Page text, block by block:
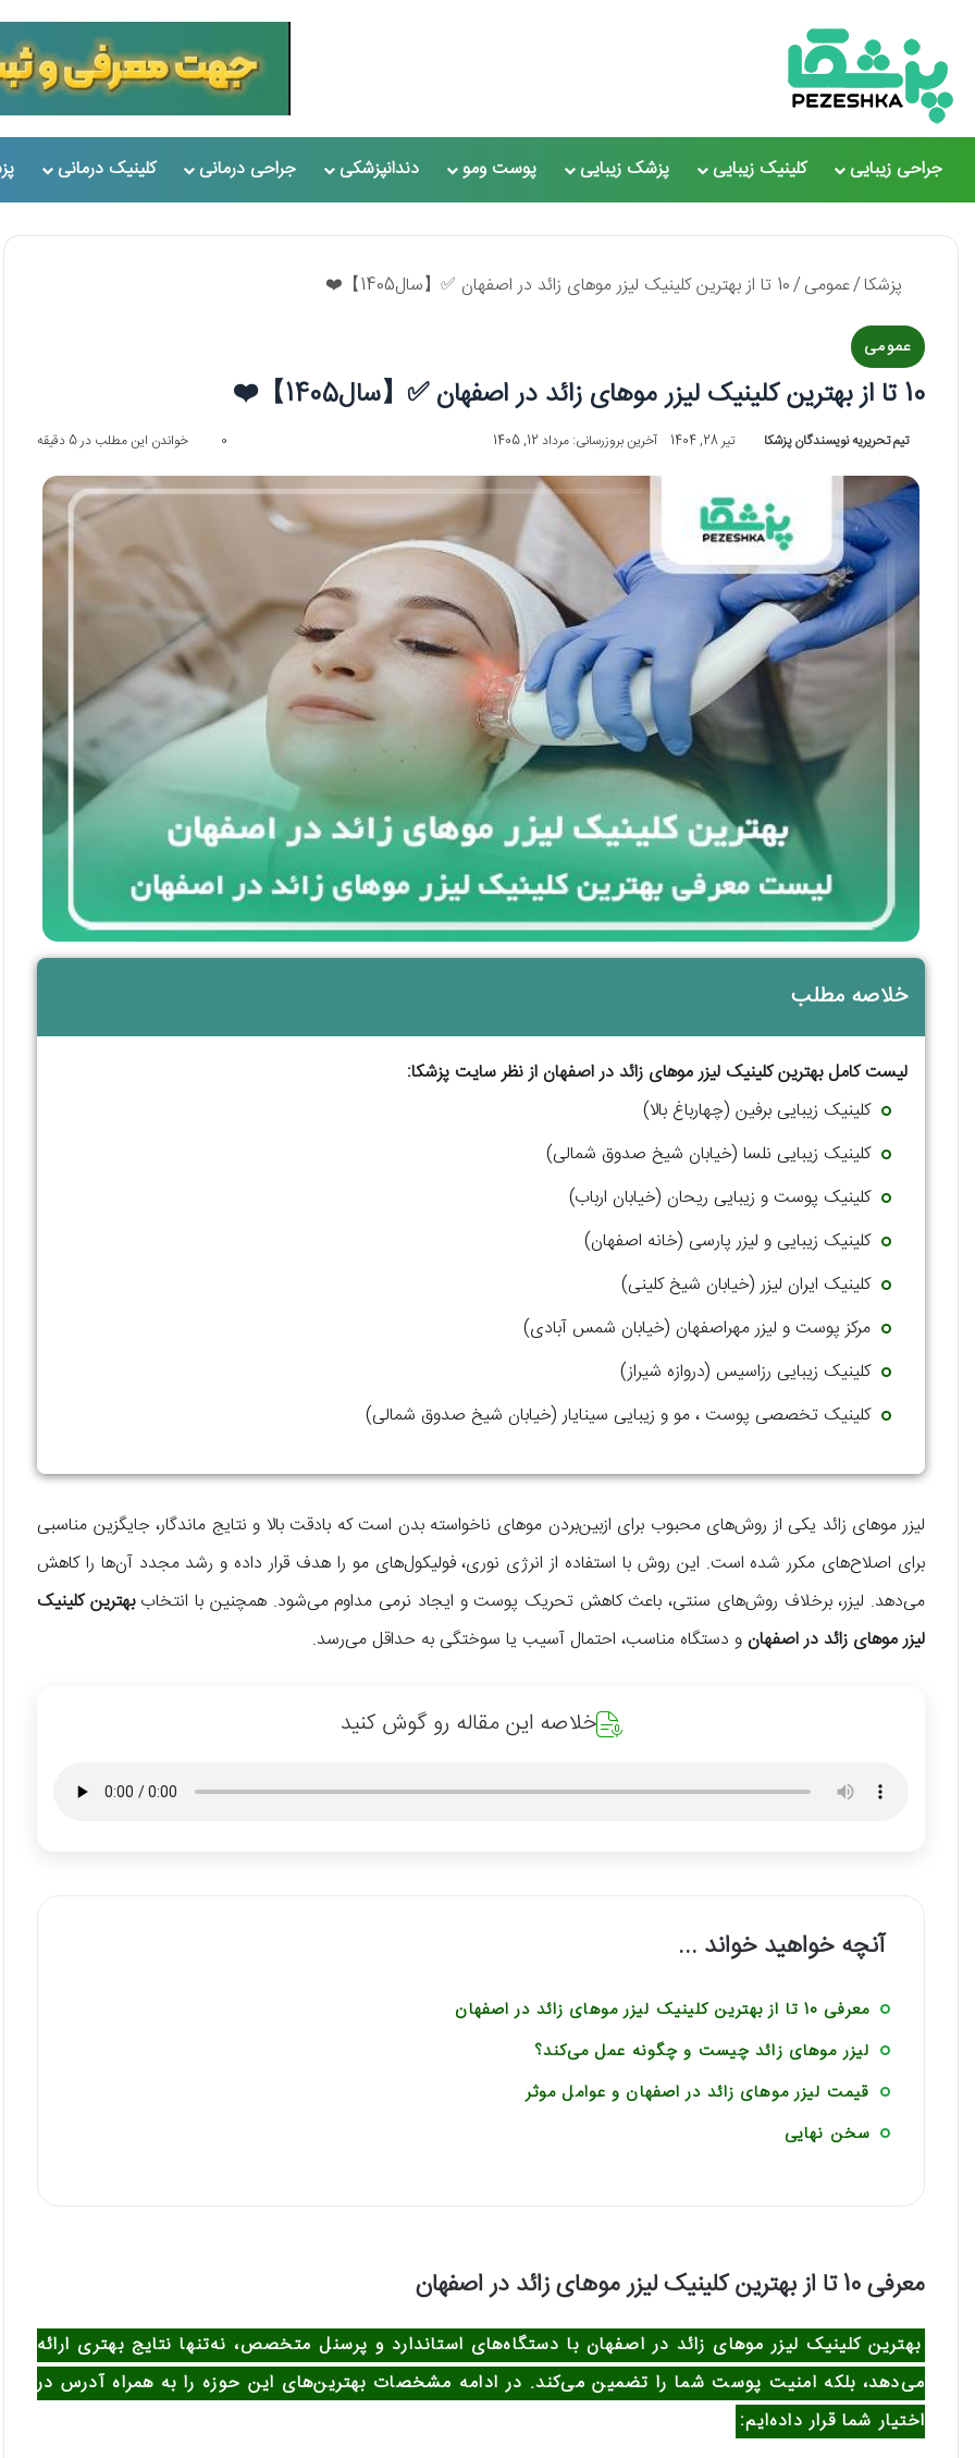
جراحی زیبایی کلینیک زیبایی پزشک زیبایی پوست ومو دندانپزشکی جراحی درمانی کلینیک درمانی
پزشکا/عمومی/10 تا از بهترین کلینیک لیزر موهای زائد در اصفهان ✅【سال1405】❤️
عمومی
10 تا از بهترین کلینیک لیزر موهای زائد در اصفهان ✅【سال1405】❤️
تیم تحریریه نویسندگان پزشکا تیر 28, 1404 آخرین بروزرسانی: مرداد 12, 1405 0 خواندن این مطلب در 5 دقیقه
خلاصه مطلب
لیست کامل بهترین کلینیک لیزر موهای زائد در اصفهان از نظر سایت پزشکا:
کلینیک زیبایی برفین (چهارباغ بالا)
کلینیک زیبایی نلسا (خیابان شیخ صدوق شمالی)
کلینیک پوست و زیبایی ریحان (خیابان ارباب)
کلینیک زیبایی و لیزر پارسی (خانه اصفهان)
کلینیک ایران لیزر (خیابان شیخ کلینی)
مرکز پوست و لیزر مهراصفهان (خیابان شمس آبادی)
کلینیک زیبایی رزاسیس (دروازه شیراز)
کلینیک تخصصی پوست ، مو و زیبایی سینایار (خیابان شیخ صدوق شمالی)
لیزر موهای زائد یکی از روش‌های محبوب برای ازبین‌بردن موهای ناخواسته بدن است که بادقت بالا و نتایج ماندگار، جایگزین مناسبی
برای اصلاح‌های مکرر شده است. این روش با استفاده از انرژی نوری، فولیکول‌های مو را هدف قرار داده و رشد مجدد آن‌ها را کاهش
می‌دهد. لیزر، برخلاف روش‌های سنتی، باعث کاهش تحریک پوست و ایجاد نرمی مداوم می‌شود. همچنین با انتخاببهترین کلینیک
لیزر موهای زائد در اصفهان و دستگاه مناسب، احتمال آسیب یا سوختگی به حداقل می‌رسد.
خلاصه این مقاله رو گوش کنید
آنچه خواهید خواند ...
معرفی 10 تا از بهترین کلینیک لیزر موهای زائد در اصفهان
لیزر موهای زائد چیست و چگونه عمل می‌کند؟
قیمت لیزر موهای زائد در اصفهان و عوامل موثر
سخن نهایی
معرفی 10 تا از بهترین کلینیک لیزر موهای زائد در اصفهان
بهترین کلینیک لیزر موهای زائد در اصفهان با دستگاه‌های استاندارد و پرسنل متخصص، نه‌تنها نتایج بهتری ارائه
می‌دهد، بلکه امنیت پوست شما را تضمین می‌کند. در ادامه مشخصات بهترین‌های این حوزه را به همراه آدرس در
اختیار شما قرار داده‌ایم: